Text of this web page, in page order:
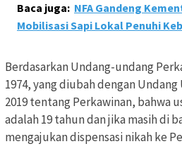
Baca juga: NFA Gandeng
Mobilisasi Sapi Lokal Penuhi
Berdasarkan Undang-undang
1974, yang diubah dengan
2019 tentang Perkawinan, bahwa
adalah 19 tahun dan jika masih di
mengajukan dispensasi nikah ke